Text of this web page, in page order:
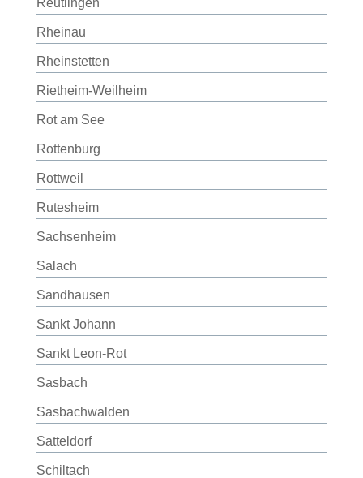
Reutlingen
Rheinau
Rheinstetten
Rietheim-Weilheim
Rot am See
Rottenburg
Rottweil
Rutesheim
Sachsenheim
Salach
Sandhausen
Sankt Johann
Sankt Leon-Rot
Sasbach
Sasbachwalden
Satteldorf
Schiltach